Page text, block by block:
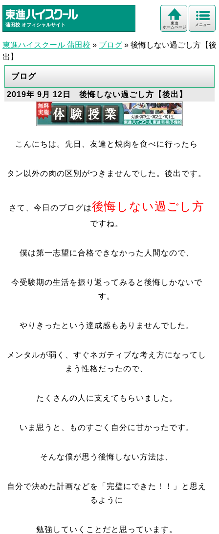
蒲田校 オフィシャルサイト メニュー
東進
ホームページ
東進ハイスクール 蒲田校 » ブログ » 後悔しない過ごし方【後
出】
ブログ
2019年 9月 12日 後悔しない過ごし方【後出】
こんにちは。先日、友達と焼肉を食べに行ったら
タン以外の肉の区別がつきませんでした。後出です。
さて、今日のブログは後悔しない過ごし方
ですね。
僕は第一志望に合格できなかった人間なので、
今受験期の生活を振り返ってみると後悔しかないで
す。
やりきったという達成感もありませんでした。
メンタルが弱く、すぐネガティブな考え方になってし
まう性格だったので、
たくさんの人に支えてもらいました。
いま思うと、ものすごく自分に甘かったです。
そんな僕が思う後悔しない方法は、
自分で決めた計画などを「完璧にできた！！」と思え
るように
勉強していくことだと思っています。